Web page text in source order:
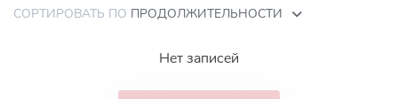
СОРТИРОВАТЬ ПО ПРОДОЛЖИТЕЛЬНОСТИ
Нет записей